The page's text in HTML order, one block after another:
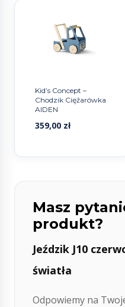
Kid’s Concept –
Chodzik Ciężarówka
AIDEN
359,00 zł
Masz
produkt?
Jeździk J10
światła
Odpowiemy na